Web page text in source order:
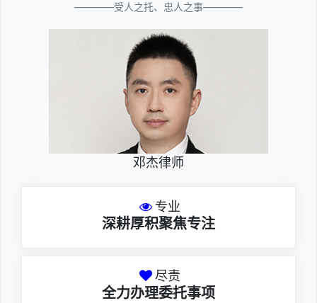
————受人之托、忠人之事————
邓杰律师
专业
深耕厚积聚焦专注
尽责
全力办理委托事项